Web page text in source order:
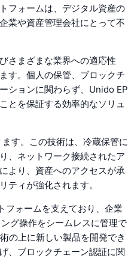
フォームは、デジタル資産の
業や資産管理会社にとって不
さまざまな業界への適応性
す。個人の保管、ブロックチ
ションに関わらず、Unido EP
とを保証する効率的なソリュ
す。この技術は、冷蔵保管に
、ネットワーク接続されたア
より、資産へのアクセスが承
ティが強化されます。
フォームを支えており、企業
グ操作をシームレスに管理で
の上に新しい製品を開発でき
、ブロックチェーン認証に関